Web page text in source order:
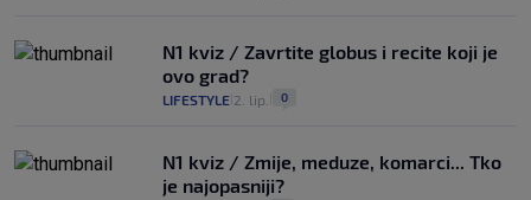
N1 kviz / Zavrtite globus i recite koji je
ovo grad?
LIFESTYLE 2. lip. 0
N1 kviz / Zmije, meduze, komarci... Tko
je najopasniji?